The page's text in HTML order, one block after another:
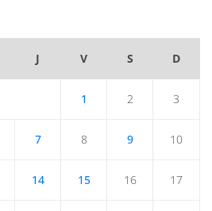
J V S D
1 2 3
7 8 9 10
14 15 16 17